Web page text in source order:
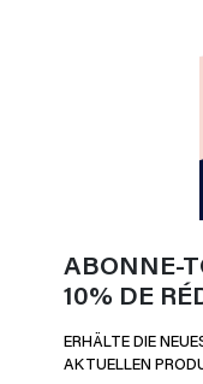
MOBILE ARCHITECTURE